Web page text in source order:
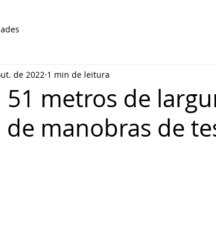
51 metros de
manobras de
de 2022 1 min de leitura